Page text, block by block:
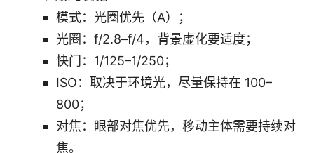
模式：光圈优先（A）；
光圈：f/2.8–f/4，背景虚化要适度；
快门：1/125–1/250；
ISO：取决于环境光，尽量保持在 100–
800；
对焦：眼部对焦优先，移动主体需要持续对
焦。